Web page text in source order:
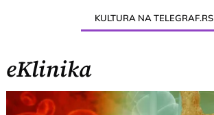
KULTURA NA TELEGRAF.RS
eKlinika